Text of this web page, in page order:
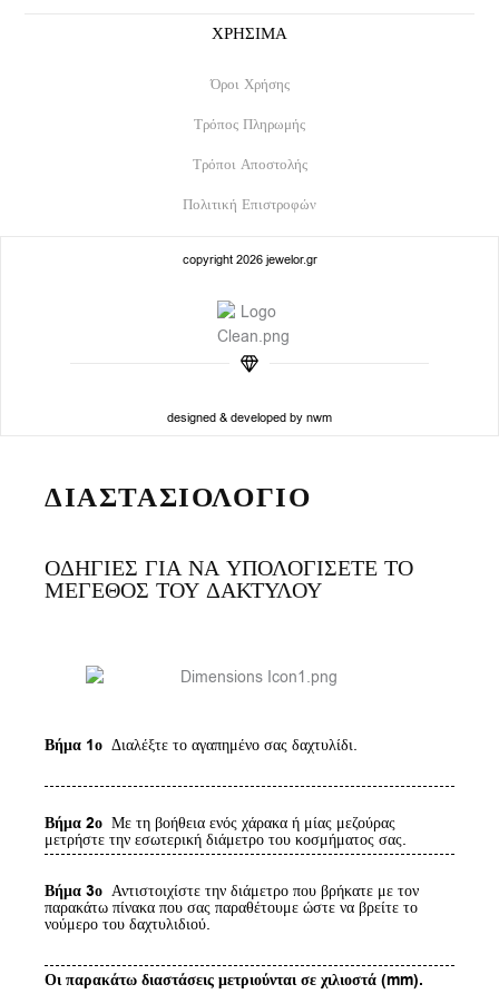
ΧΡΗΣΙΜΑ
Όροι Χρήσης
Τρόπος Πληρωμής
Τρόποι Αποστολής
Πολιτική Επιστροφών
copyright 2026 jewelor.gr
designed & developed by nwm
ΔΙΑΣΤΑΣΙΟΛΟΓΙΟ
ΟΔΗΓΙΕΣ ΓΙΑ ΝΑ ΥΠΟΛΟΓΙΣΕΤΕ ΤΟ
ΜΕΓΕΘΟΣ ΤΟΥ ΔΑΚΤΥΛΟΥ
Βήμα 1ο Διαλέξτε το αγαπημένο σας δαχτυλίδι.
Βήμα 2ο Με τη βοήθεια ενός χάρακα ή μίας μεζούρας
μετρήστε την εσωτερική διάμετρο του κοσμήματος σας.
Βήμα 3ο Αντιστοιχίστε την διάμετρο που βρήκατε με τον
παρακάτω πίνακα που σας παραθέτουμε ώστε να βρείτε το
νούμερο του δαχτυλιδιού.
Οι παρακάτω διαστάσεις μετριούνται σε χιλιοστά (mm).